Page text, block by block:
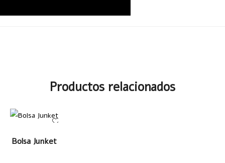
Productos relacionados
LEER MÁS
Bolsa Junket